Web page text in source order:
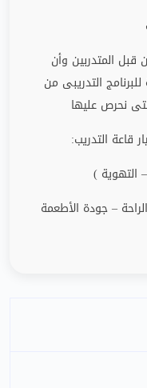
المتدربين وأن
التدريبى من
نحرص عليها
قاعة التدريب:
التهوية )
–جودة الأطعمة